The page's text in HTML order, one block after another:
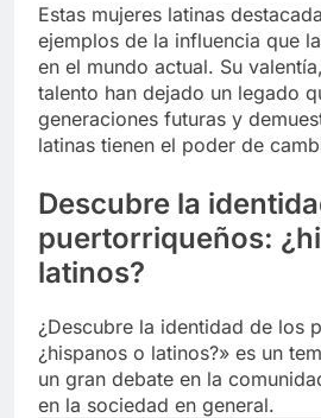
Estas mujeres latinas
ejemplos de la influencia que
en el mundo actual. Su
talento han dejado un legado
generaciones futuras y
latinas tienen el poder de
Descubre la
puertorriqueños:
latinos?
¿Descubre la identidad de los
¿hispanos o latinos?» es un
un gran debate en la
en la sociedad en general.